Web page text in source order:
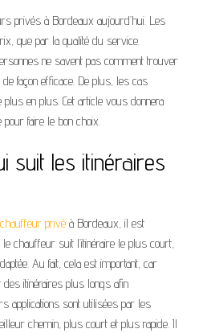
privés à Bordeaux aujourd’hui. Les
que par la qualité du service.
ne savent pas comment trouver
façon efficace. De plus, les cas
en plus. Cet article vous donnera
faire le bon choix.
suit les itinéraires
privé à Bordeaux, il est
chauffeur suit l’itinéraire le plus court,
Au fait, cela est important, car
itinéraires plus longs afin
applications sont utilisées par les
chemin, plus court et plus rapide. Il